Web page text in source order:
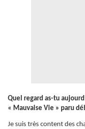
Quel regard as-tu
« Mauvaise Vie » paru
Je suis très content des